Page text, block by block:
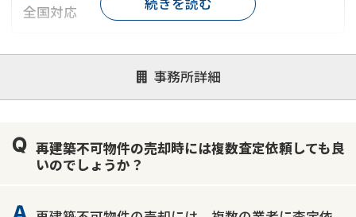
事務所詳細
全国対応
対応が親身 オンライン面談可能
レスポンスが早い
1億円以上の買取可
再建築不可物件の売却時には複数査定依頼しても良
いのでしょうか？